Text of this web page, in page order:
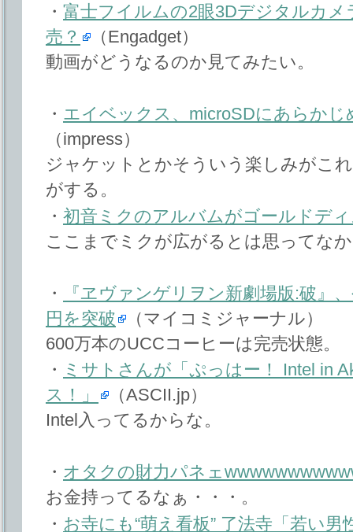
・ 富士フイルムの2眼3Dデジタルカ
売？
（Engadget）
動画がどうなるのか見てみたい。
・ エイベックス、microSDにあらかじ
（impress）
ジャケットとかそういう楽しみがこ
がする。
・ 初音ミクのアルバムがゴールドデ
ここまでミクが広がるとは思ってな
・
『ヱヴァンゲリヲン新劇場版:破』
円を突破
（マイコミジャーナル）
600万本のUCCコーヒーは完売状態。
・ ミサトさんが「ぷっはー！ Intel in
ス！」
（ASCII.jp）
Intel入ってるからな。
・ オタクの財力パネェ
お金持ってるなぁ・・・。
・ お寺にも“萌え看板” 了法寺「若い男